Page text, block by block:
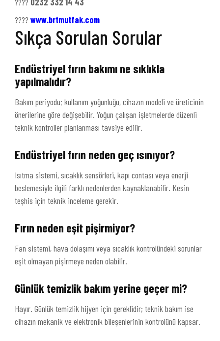
???? www.brtmutfak.com
Sıkça Sorulan Sorular
Endüstriyel fırın bakımı ne sıklıkla
yapılmalıdır?
Bakım periyodu; kullanım yoğunluğu, cihazın modeli ve üreticinin
önerilerine göre değişebilir. Yoğun çalışan işletmelerde düzenli
teknik kontroller planlanması tavsiye edilir.
Endüstriyel fırın neden geç ısınıyor?
Isıtma sistemi, sıcaklık sensörleri, kapı contası veya enerji
beslemesiyle ilgili farklı nedenlerden kaynaklanabilir. Kesin
teşhis için teknik inceleme gerekir.
Fırın neden eşit pişirmiyor?
Fan sistemi, hava dolaşımı veya sıcaklık kontrolündeki sorunlar
eşit olmayan pişirmeye neden olabilir.
Günlük temizlik bakım yerine geçer mi?
Hayır. Günlük temizlik hijyen için gereklidir; teknik bakım ise
cihazın mekanik ve elektronik bileşenlerinin kontrolünü kapsar.